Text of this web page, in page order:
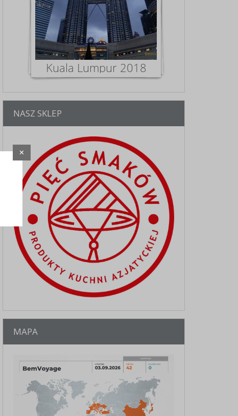
NASZ SKLEP
MAPA
✕